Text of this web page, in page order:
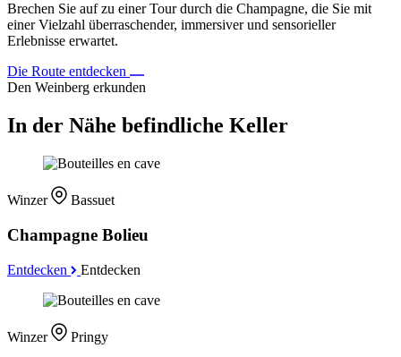
Brechen Sie auf zu einer Tour durch die Champagne, die Sie mit
einer Vielzahl überraschender, immersiver und sensorieller
Erlebnisse erwartet.
Die Route entdecken
Den Weinberg erkunden
In der Nähe befindliche Keller
Winzer Bassuet
Champagne Bolieu
Entdecken Entdecken
Winzer Pringy